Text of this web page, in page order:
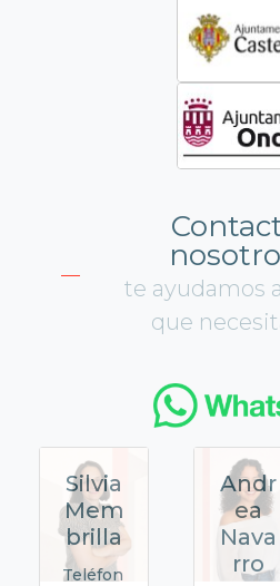
te ayudamos
que
Silvia
Mem
brilla
Teléfon
Andr
ea
Nava
rro